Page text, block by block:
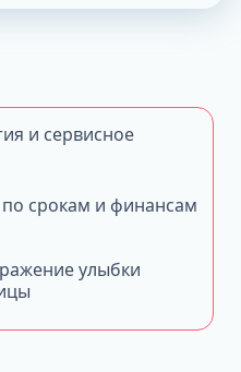
улыбки
и сервисное
срокам и финансам